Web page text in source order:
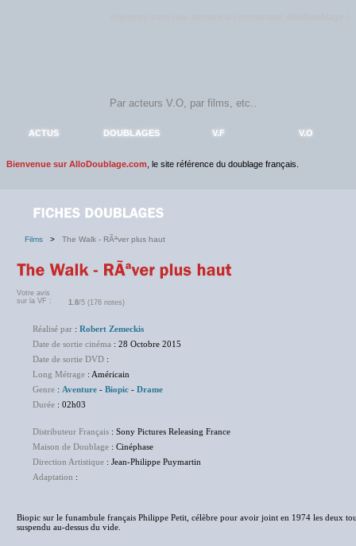
ACTUS DOUBLAGES V.F V.O
Bienvenue sur AlloDoublage.com , le site référence du doublage français.
Films > The Walk - RÃªver plus haut
Votre avis
sur la VF :
1.8/5 (176 notes)
Réalisé par : Robert Zemeckis
Date de sortie cinéma : 28 Octobre 2015
Date de sortie DVD :
Long Métrage : Américain
Genre : Aventure - Biopic - Drame
Durée : 02h03
Distributeur Français : Sony Pictures Releasing France
Maison de Doublage : Cinéphase
Direction Artistique : Jean-Philippe Puymartin
Adaptation :
Biopic sur le funambule français Philippe Petit, célèbre pour avoir joint en 1974 les deux
suspendu au-dessus du vide.